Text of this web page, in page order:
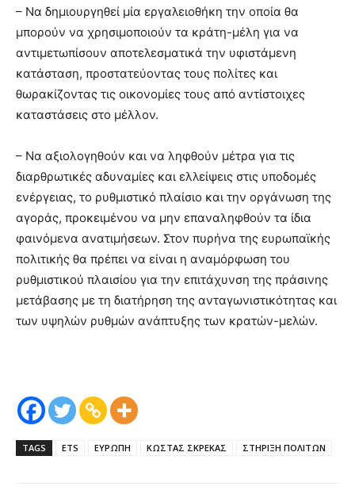
– Να δημιουργηθεί μία εργαλειοθήκη την οποία θα
μπορούν να χρησιμοποιούν τα κράτη-μέλη για να
αντιμετωπίσουν αποτελεσματικά την υφιστάμενη
κατάσταση, προστατεύοντας τους πολίτες και
θωρακίζοντας τις οικονομίες τους από αντίστοιχες
καταστάσεις στο μέλλον.
– Να αξιολογηθούν και να ληφθούν μέτρα για τις
διαρθρωτικές αδυναμίες και ελλείψεις στις υποδομές
ενέργειας, το ρυθμιστικό πλαίσιο και την οργάνωση της
αγοράς, προκειμένου να μην επαναληφθούν τα ίδια
φαινόμενα ανατιμήσεων. Στον πυρήνα της ευρωπαϊκής
πολιτικής θα πρέπει να είναι η αναμόρφωση του
ρυθμιστικού πλαισίου για την επιτάχυνση της πράσινης
μετάβασης με τη διατήρηση της ανταγωνιστικότητας και
των υψηλών ρυθμών ανάπτυξης των κρατών-μελών.
TAGS ETS ΕΥΡΩΠΗ ΚΩΣΤΑΣ ΣΚΡΕΚΑΣ ΣΤΗΡΙΞΗ ΠΟΛΙΤΩΝ